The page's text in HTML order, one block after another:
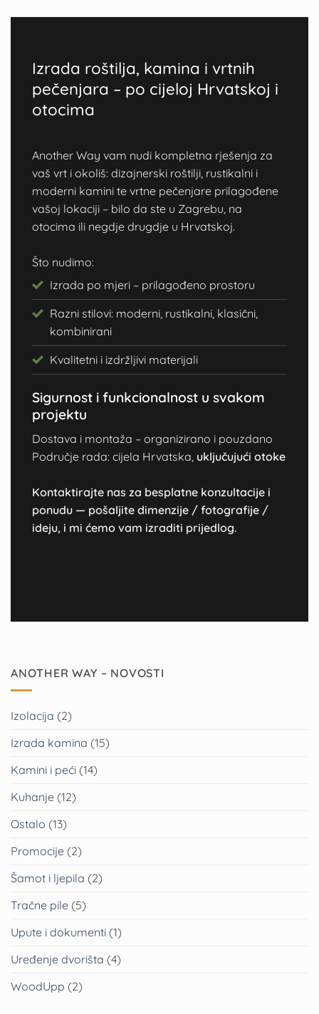
ANOTHER WAY – NOVOSTI
Izolacija (2)
Izrada kamina (15)
Kamini i peći (14)
Kuhanje (12)
Ostalo (13)
Promocije (2)
Šamot i ljepila (2)
Tračne pile (5)
Upute i dokumenti (1)
Uređenje dvorišta (4)
WoodUpp (2)
Izrada roštilja, kamina i vrtnih
pečenjara – po cijeloj Hrvatskoj i
otocima
Another Way vam nudi kompletna rješenja za
vaš vrt i okoliš: dizajnerski roštilji, rustikalni i
moderni kamini te vrtne pečenjare prilagođene
vašoj lokaciji – bilo da ste u Zagrebu, na
otocima ili negdje drugdje u Hrvatskoj.
Što nudimo:
Izrada po mjeri – prilagođeno prostoru
Razni stilovi: moderni, rustikalni, klasični,
kombinirani
Kvalitetni i izdržljivi materijali
Sigurnost i funkcionalnost u svakom
projektu
Dostava i montaža – organizirano i pouzdano
Područje rada: cijela Hrvatska, uključujući otoke
Kontaktirajte nas za besplatne konzultacije i
ponudu — pošaljite dimenzije / fotografije /
ideju, i mi ćemo vam izraditi prijedlog.